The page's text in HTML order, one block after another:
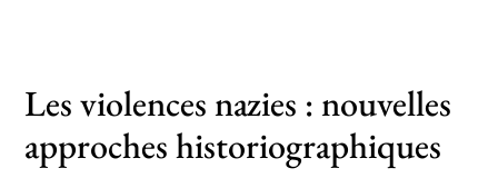
Communiqués et motions
Lettre d’information de l’APHG
Les violences nazies : nouvelles
approches historiographiques